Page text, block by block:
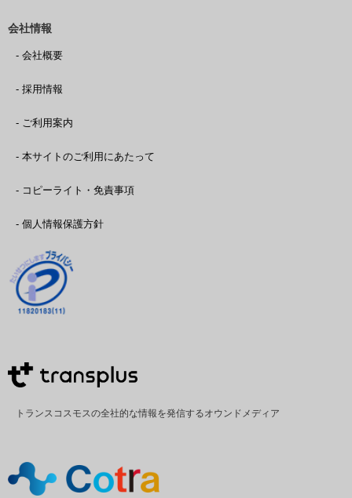
会社情報
- 会社概要
- 採用情報
- ご利用案内
- 本サイトのご利用にあたって
- コピーライト・免責事項
- 個人情報保護方針
トランスコスモスの全社的な情報を発信するオウンドメディア